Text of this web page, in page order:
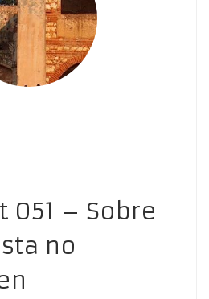
051 – Sobre
no